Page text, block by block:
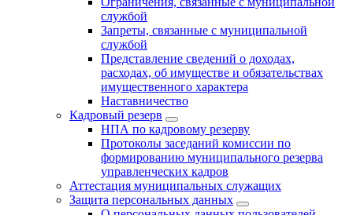
службой
Запреты, связанные с муниципальной
службой
Представление сведений о доходах,
расходах, об имуществе и обязательствах
имущественного характера
Наставничество
Кадровый резерв
НПА по кадровому резерву
Протоколы заседаний комиссии по
формированию муниципального резерва
управленческих кадров
Аттестация муниципальных служащих
Защита персональных данных